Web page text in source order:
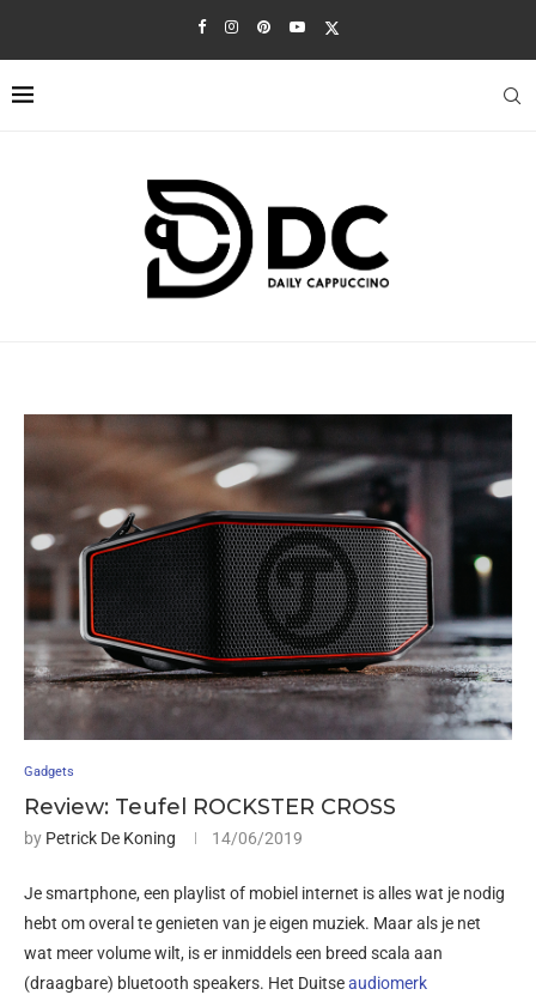
Gadgets
Review: Teufel ROCKSTER CROSS
by Petrick De Koning 14/06/2019
Je smartphone, een playlist of mobiel internet is alles wat je nodig
hebt om overal te genieten van je eigen muziek. Maar als je net
wat meer volume wilt, is er inmiddels een breed scala aan
(draagbare) bluetooth speakers. Het Duitseaudiomerk